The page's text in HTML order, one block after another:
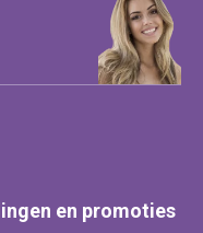
en promoties